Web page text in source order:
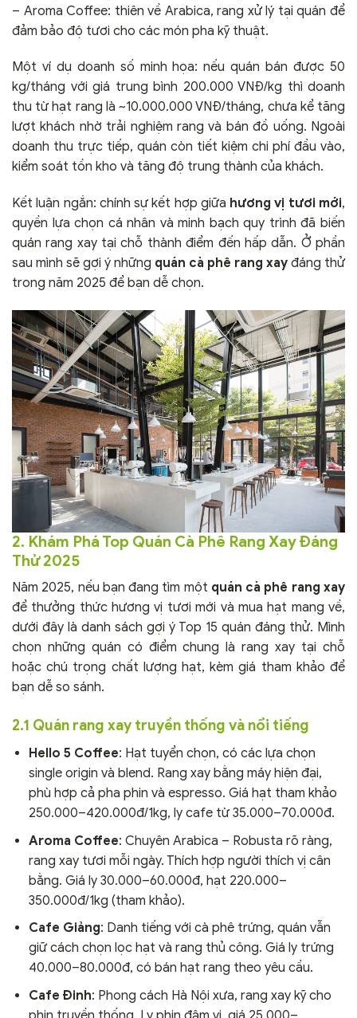
– Aroma Coffee: thiên về Arabica, rang xử lý tại quán để
đảm bảo độ tươi cho các món pha kỹ thuật.
Một ví dụ doanh số minh họa: nếu quán bán được 50
kg/tháng với giá trung bình 200.000 VNĐ/kg thì doanh
thu từ hạt rang là ~10.000.000 VNĐ/tháng, chưa kể tăng
lượt khách nhờ trải nghiệm rang và bán đồ uống. Ngoài
doanh thu trực tiếp, quán còn tiết kiệm chi phí đầu vào,
kiểm soát tồn kho và tăng độ trung thành của khách.
Kết luận ngắn: chính sự kết hợp giữa hương vị tươi mới,
quyền lựa chọn cá nhân và minh bạch quy trình đã biến
quán rang xay tại chỗ thành điểm đến hấp dẫn. Ở phần
sau mình sẽ gợi ý những quán cà phê rang xay đáng thử
trong năm 2025 để bạn dễ chọn.
2. Khám Phá Top Quán Cà Phê Rang Xay Đáng
Thử 2025
Năm 2025, nếu bạn đang tìm một quán cà phê rang xay
để thưởng thức hương vị tươi mới và mua hạt mang về,
dưới đây là danh sách gợi ý Top 15 quán đáng thử. Mình
chọn những quán có điểm chung là rang xay tại chỗ
hoặc chú trọng chất lượng hạt, kèm giá tham khảo để
bạn dễ so sánh.
2.1 Quán rang xay truyền thống và nổi tiếng
Hello 5 Coffee: Hạt tuyển chọn, có các lựa chọn
single origin và blend. Rang xay bằng máy hiện đại,
phù hợp cả pha phin và espresso. Giá hạt tham khảo
250.000–420.000đ/1kg, ly cafe từ 35.000–70.000đ.
Aroma Coffee: Chuyên Arabica – Robusta rõ ràng,
rang xay tươi mỗi ngày. Thích hợp người thích vị cân
bằng. Giá ly 30.000–60.000đ, hạt 220.000–
350.000đ/1kg (tham khảo).
Cafe Giảng: Danh tiếng với cà phê trứng, quán vẫn
giữ cách chọn lọc hạt và rang thủ công. Giá ly trứng
40.000–80.000đ, có bán hạt rang theo yêu cầu.
Cafe Đinh: Phong cách Hà Nội xưa, rang xay kỹ cho